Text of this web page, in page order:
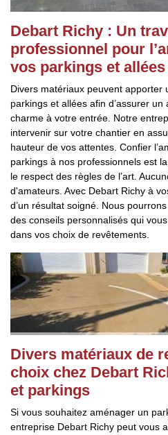
Debart Richy : Un
professionnel pour
vos parkings et allées
Divers matériaux peuvent apporter
parkings et allées afin d’assurer
charme à votre entrée. Notre
intervenir sur votre chantier en
hauteur de vos attentes. Confier
parkings à nos professionnels est
le respect des règles de l’art.
d'amateurs. Avec Debart Richy à
d’un résultat soigné. Nous
des conseils personnalisés qui
dans vos choix de revêtements.
Divers matériaux de
choix chez Debart
et parkings
Si vous souhaitez aménager un
entreprise Debart Richy peut vous